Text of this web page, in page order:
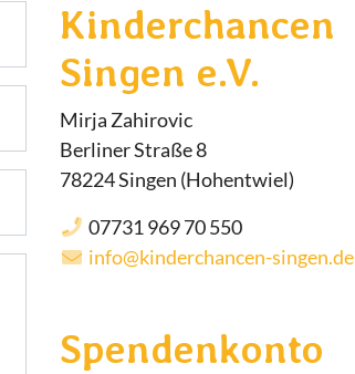
Kinderchancen
Singen e.V.
Mirja Zahirovic
Berliner Straße 8
78224 Singen (Hohentwiel)
07731 969 70 550
info@kinderchancen-singen.de
Spendenkonto